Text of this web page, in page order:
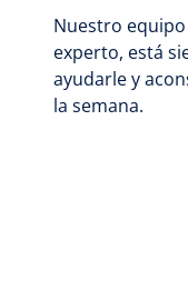
Nuestro
experto, está
ayudarle y
la semana.